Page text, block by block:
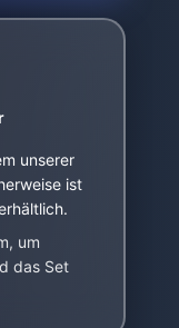
unserer
ist
um
das Set